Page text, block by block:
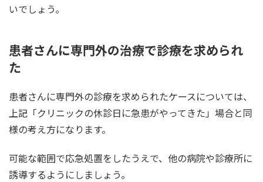
いでしょう。
患者さんに専門外の治療で診療を求められ
た
患者さんに専門外の診療を求められたケースについては、
上記「クリニックの休診日に急患がやってきた」場合と同
様の考え方になります。
可能な範囲で応急処置をしたうえで、他の病院や診療所に
誘導するようにしましょう。